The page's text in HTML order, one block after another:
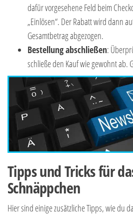
dafür vorgesehene Feld beim
„Einlösen“. Der Rabatt wird dann
Gesamtbetrag abgezogen.
Bestellung abschließen:
schließe den Kauf wie gewohnt ab.
Tipps und Tricks für
Schnäppchen
Hier sind einige zusätzliche Tipps, wie du